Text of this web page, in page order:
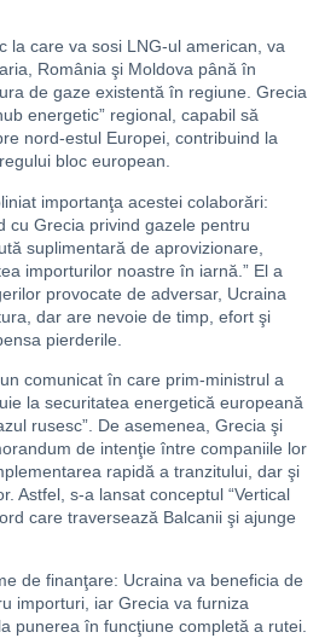
la care va sosi LNG-ul american, va
România şi Moldova până în
de gaze existentă în regiune. Grecia
energetic” regional, capabil să
nord-estul Europei, contribuind la
bloc european.
importanţa acestei colaborări:
cu Grecia privind gazele pentru
suplimentară de aprovizionare,
importurilor noastre în iarnă.” El a
provocate de adversar, Ucraina
dar are nevoie de timp, efort şi
pierderile.
comunicat în care prim-ministrul a
la securitatea energetică europeană
rusesc”. De asemenea, Grecia şi
de intenţie între companiile lor
rapidă a tranzitului, dar şi
Astfel, s-a lansat conceptul “Vertical
care traversează Balcanii şi ajunge
de finanţare: Ucraina va beneficia de
importuri, iar Grecia va furniza
punerea în funcţiune completă a rutei.